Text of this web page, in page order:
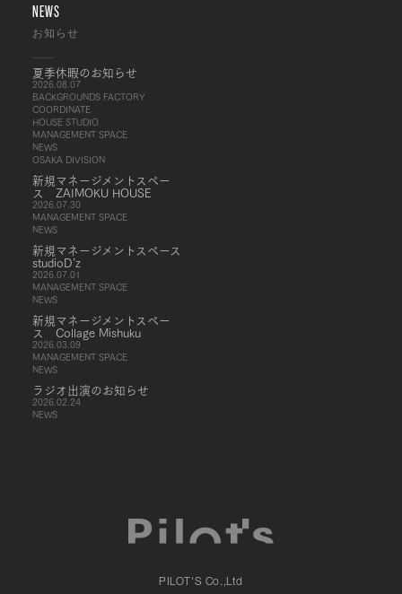
NEWS
お知らせ
夏季休暇のお知らせ
2026.08.07
BACKGROUNDS FACTORY
COORDINATE
HOUSE STUDIO
MANAGEMENT SPACE
NEWS
OSAKA DIVISION
新規マネージメントスペー
ス ZAIMOKU HOUSE
2026.07.30
MANAGEMENT SPACE
NEWS
新規マネージメントスペース
studioD’z
2026.07.01
MANAGEMENT SPACE
NEWS
新規マネージメントスペー
ス Collage Mishuku
2026.03.09
MANAGEMENT SPACE
NEWS
ラジオ出演のお知らせ
2026.02.24
NEWS
PILOT'S Co.,Ltd